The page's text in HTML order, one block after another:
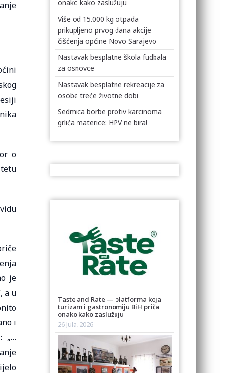
o
je
a u
i
„…
onako kako zaslužuju
Više od 15.000 kg otpada
prikupljeno prvog dana akcije
čišćenja općine Novo Sarajevo
Nastavak besplatne škola fudbala
za osnovce
Nastavak besplatne rekreacije za
osobe treće životne dobi
Sedmica borbe protiv karcinoma
grlića materice: HPV ne bira!
Taste and Rate — platforma koja
turizam i gastronomiju BiH priča
onako kako zaslužuju
26 Jula, 2026